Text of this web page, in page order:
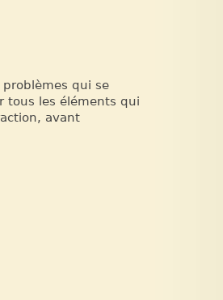
qui se
tous les éléments qui
avant